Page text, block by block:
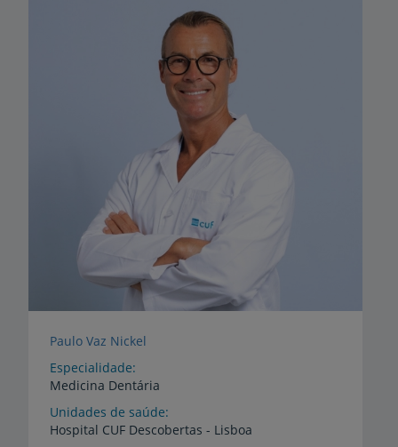
Paulo Vaz Nickel
Especialidade
Medicina Dentária
Unidades de saúde
Hospital CUF Descobertas - Lisboa